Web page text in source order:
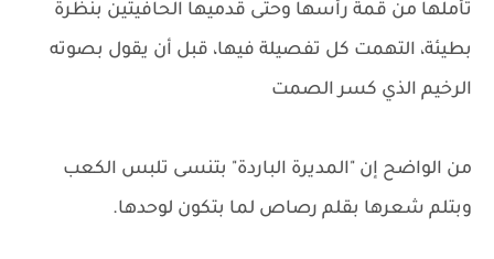
تأملها من قمة رأسها وحتى قدميها الحافيتين بنظرة
بطيئة، التهمت كل تفصيلة فيها، قبل أن يقول بصوته
الرخيم الذي كسر الصمت
من الواضح إن "المديرة الباردة" بتنسى تلبس الكعب
وبتلم شعرها بقلم رصاص لما بتكون لوحدها.